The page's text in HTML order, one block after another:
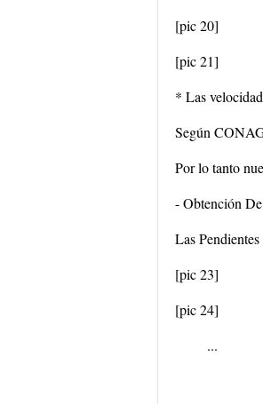
[pic 20]
[pic 21]
* Las
Según
Por lo tanto
- Obtención
Las
[pic 23]
[pic 24]
...